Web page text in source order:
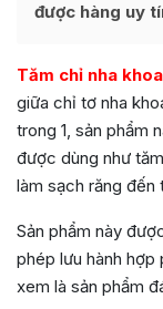
được hàng uy
Tăm chỉ nha
giữa chỉ tơ nha
trong 1, sản phẩm
được dùng như
làm sạch răng đến
Sản phẩm này
phép lưu hành
xem là sản phẩm